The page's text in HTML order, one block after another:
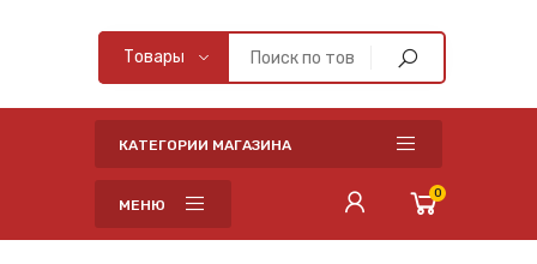
КАТЕГОРИИ МАГАЗИНА
МЕНЮ
0